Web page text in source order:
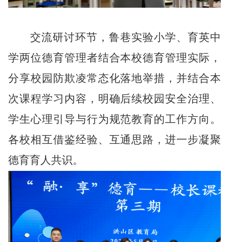
交流研讨环节，鲁巷实验小学、育英中
学两位德育管理者结合本校德育管理实际，
分享校园防欺凌常态化落地举措，并结合本
次课程学习内容，明确后续校园安全治理、
学生心理引导与行为规范教育的工作方向。
各校相互借鉴经验、互通思路，进一步凝聚
德育育人共识。